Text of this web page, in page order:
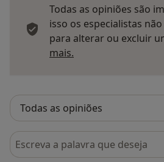
Todas as opiniões são
isso os especialistas
para alterar ou excluir
mais.
Pesquisar em opiniões